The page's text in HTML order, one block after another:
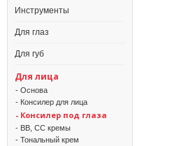
Инструменты
Для глаз
Для губ
Для лица
- Основа
- Консилер для лица
- Консилер под глаза
- BB, CC кремы
- Тональный крем